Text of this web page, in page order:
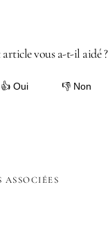
article vous a-t-il aidé ?
👍 Oui 👎 Non
ASSOCIÉES